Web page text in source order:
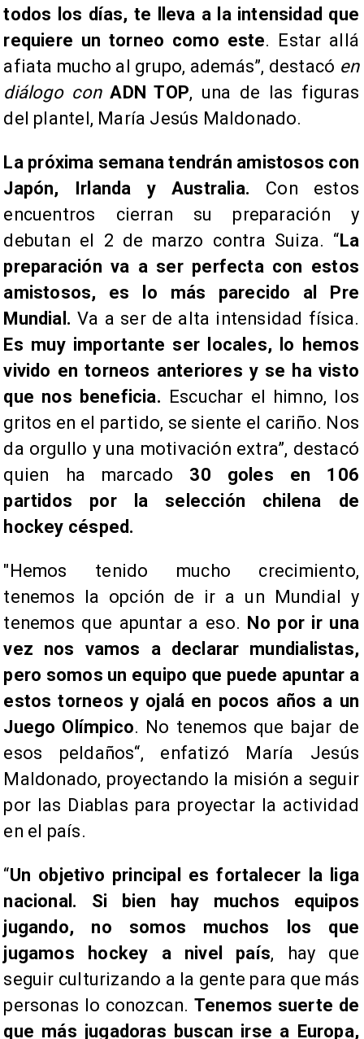
todos los días, te lleva a la intensidad que
requiere un torneo como este. Estar allá
afiata mucho al grupo, además”, destacó en
diálogo con ADN TOP, una de las figuras
del plantel, María Jesús Maldonado.
La próxima semana tendrán amistosos con
Japón, Irlanda y Australia. Con estos
encuentros cierran su preparación y
debutan el 2 de marzo contra Suiza. “La
preparación va a ser perfecta con estos
amistosos, es lo más parecido al Pre
Mundial. Va a ser de alta intensidad física.
Es muy importante ser locales, lo hemos
vivido en torneos anteriores y se ha visto
que nos beneficia. Escuchar el himno, los
gritos en el partido, se siente el cariño. Nos
da orgullo y una motivación extra”, destacó
quien ha marcado 30 goles en 106
partidos por la selección chilena de
hockey césped.
"Hemos tenido mucho crecimiento,
tenemos la opción de ir a un Mundial y
tenemos que apuntar a eso. No por ir una
vez nos vamos a declarar mundialistas,
pero somos un equipo que puede apuntar a
estos torneos y ojalá en pocos años a un
Juego Olímpico. No tenemos que bajar de
esos peldaños“, enfatizó María Jesús
Maldonado, proyectando la misión a seguir
por las Diablas para proyectar la actividad
en el país.
“Un objetivo principal es fortalecer la liga
nacional. Si bien hay muchos equipos
jugando, no somos muchos los que
jugamos hockey a nivel país, hay que
seguir culturizando a la gente para que más
personas lo conozcan. Tenemos suerte de
que más jugadoras buscan irse a Europa,